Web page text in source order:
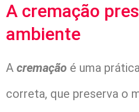
A cremação
ambiente
A cremação é uma
correta, que preserva o